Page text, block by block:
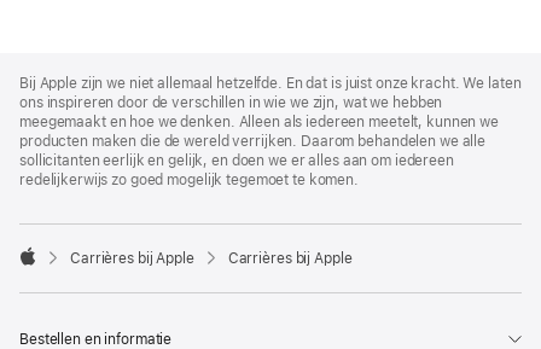
Footer
Bij Apple zijn we niet allemaal hetzelfde. En dat is juist onze kracht. We laten
ons inspireren door de verschillen in wie we zijn, wat we hebben
meegemaakt en hoe we denken. Alleen als iedereen meetelt, kunnen we
producten maken die de wereld verrijken. Daarom behandelen we alle
sollicitanten eerlijk en gelijk, en doen we er alles aan om iedereen
redelijkerwijs zo goed mogelijk tegemoet te komen.

Carrières bij Apple Carrières bij Apple
Bestellen en informatie